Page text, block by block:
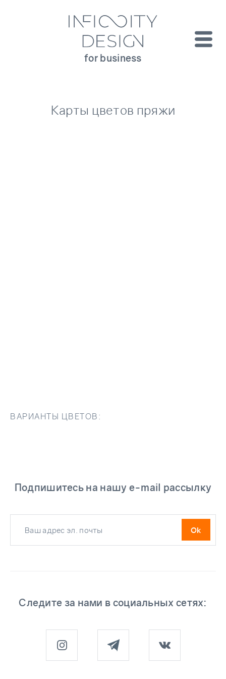
for business
Карты цветов пряжи
ВАРИАНТЫ ЦВЕТОВ:
Подпишитесь на нашу e-mail рассылку
Следите за нами в социальных сетях: